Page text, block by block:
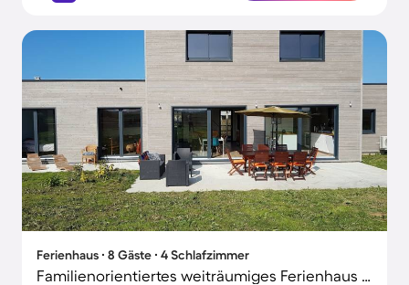
Ferienhaus ∙ 8 Gäste ∙ 4 Schlafzimmer
Familienorientiertes weiträumiges Ferienhaus mit Garten und Terrasse | Stadtblick | Strand in der Nähe | Haustierfreundlich